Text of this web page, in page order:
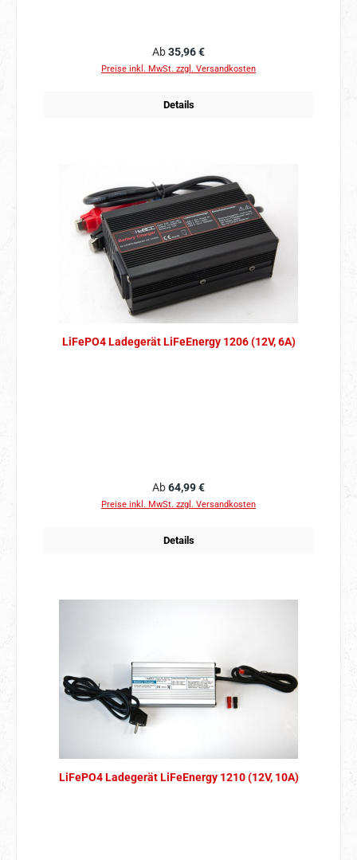
Regulärer Preis:
Ab35,96 €
Preise inkl. MwSt. zzgl. Versandkosten
Details
LiFePO4 Ladegerät LiFeEnergy 1206 (12V, 6A)
Regulärer Preis:
Ab64,99 €
Preise inkl. MwSt. zzgl. Versandkosten
Details
LiFePO4 Ladegerät LiFeEnergy 1210 (12V, 10A)